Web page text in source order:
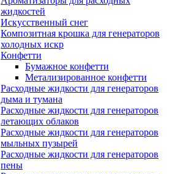
жидкостей
Искусственный снег
Композитная крошка для генераторов
холодных искр
Конфетти
Бумажное конфетти
Метализированное конфетти
Расходные жидкости для генераторов
дыма и тумана
Расходные жидкости для генераторов
летающих облаков
Расходные жидкости для генераторов
мыльных пузырей
Расходные жидкости для генераторов
пены